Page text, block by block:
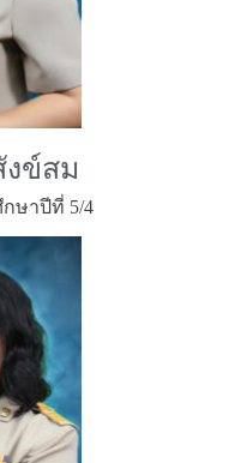
งข์สม
ษาปีที่ 5/4